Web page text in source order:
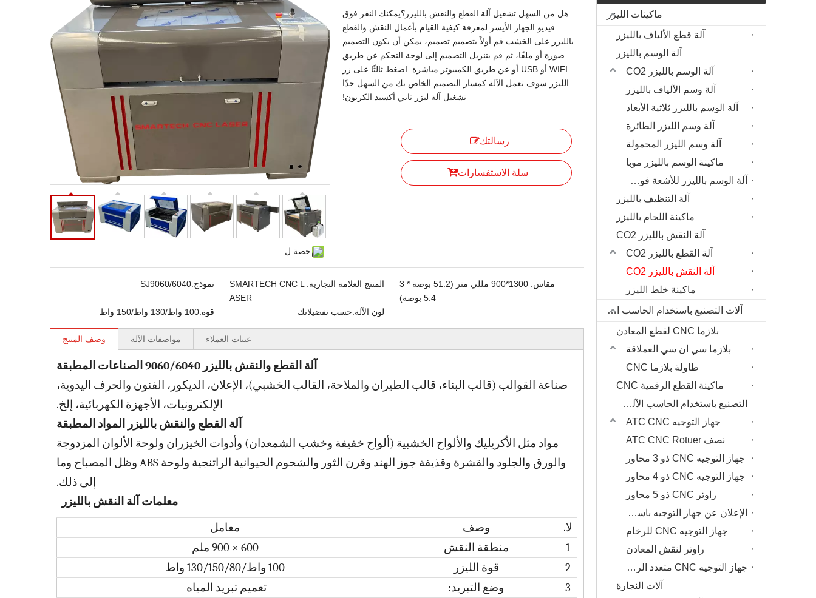
حصة ل:
هل من السهل تشغيل آلة القطع والنقش بالليزر؟يمكنك النقر فوق
فيديو الجهاز الأيسر لمعرفة كيفية القيام بأعمال النقش والقطع
بالليزر على الخشب.قم أولاً بتصميم تصميم، يمكن أن يكون التصميم
صورة أو ملفًا، ثم قم بتنزيل التصميم إلى لوحة التحكم عن طريق
WIFI أو USB أو عن طريق الكمبيوتر مباشرة. اضغط ثالثًا على زر
الليزر.سوف تعمل الآلة كمسار التصميم الخاص بك.من السهل جدًا
تشغيل آلة ليزر ثاني أكسيد الكربون!
رسالتك
سلة الاستفسارات
نموذج:SJ9060/6040 المنتج العلامة التجارية: SMARTECH CNC L
ASER
مقاس:
1300*900 مللي متر (51.2 بوصة * 3
5.4 بوصة)
قوة:100 واط/130 واط/150 واط لون الآلة:حسب تفضيلاتك
وصف المنتج مواصفات الآلة عينات العملاء
آلة القطع والنقش بالليزر 9060/6040 الصناعات المطبقة
صناعة القوالب (قالب البناء، قالب الطيران والملاحة، القالب الخشبي)، الإعلان، الديكور، الفنون والحرف اليدوية،
الإلكترونيات، الأجهزة الكهربائية، إلخ.
آلة القطع والنقش بالليزر المواد المطبقة
مواد مثل الأكريليك والألواح الخشبية (ألواح خفيفة وخشب الشمعدان) وأدوات الخيزران ولوحة الألوان المزدوجة
والورق والجلود والقشرة وقذيفة جوز الهند وقرن الثور والشحوم الحيوانية الراتنجية ولوحة ABS وظل المصباح وما
إلى ذلك.
معلمات آلة النقش بالليزر
لا. وصف
معامل
1
منطقة النقش
600 × 900 ملم
2
قوة الليزر
100 واط/130/150/80 واط
3
وضع التبريد:
تعميم تبريد المياه
ماكينات الليزر
آلة قطع الألياف بالليزر
آلة الوسم بالليزر
آلة الوسم بالليزر CO2
آلة وسم الألياف بالليزر
آلة الوسم بالليزر ثلاثية الأبعاد
آلة وسم الليزر الطائرة
آلة وسم الليزر المحمولة
ماكينة الوسم بالليزر موبا
آلة الوسم بالليزر للأشعة فوق البنفسجية
آلة التنظيف بالليزر
ماكينة اللحام بالليزر
آلة النقش بالليزر CO2
آلة القطع بالليزر CO2
آلة النقش بالليزر CO2
ماكينة خلط الليزر
آلات التصنيع باستخدام الحاسب الآلي
بلازما CNC لقطع المعادن
بلازما سي ان سي العملاقة
طاولة بلازما CNC
ماكينة القطع الرقمية CNC
التصنيع باستخدام الحاسب الآلي جهاز التوجيه
جهاز التوجيه ATC CNC
نصف ATC CNC Rotuer
جهاز التوجيه CNC ذو 3 محاور
جهاز التوجيه CNC ذو 4 محاور
راوتر CNC ذو 5 محاور
الإعلان عن جهاز التوجيه باستخدام الحاسب الآلي
جهاز التوجيه CNC للرخام
راوتر لنقش المعادن
جهاز التوجيه CNC متعدد الرؤوس
آلات النجارة